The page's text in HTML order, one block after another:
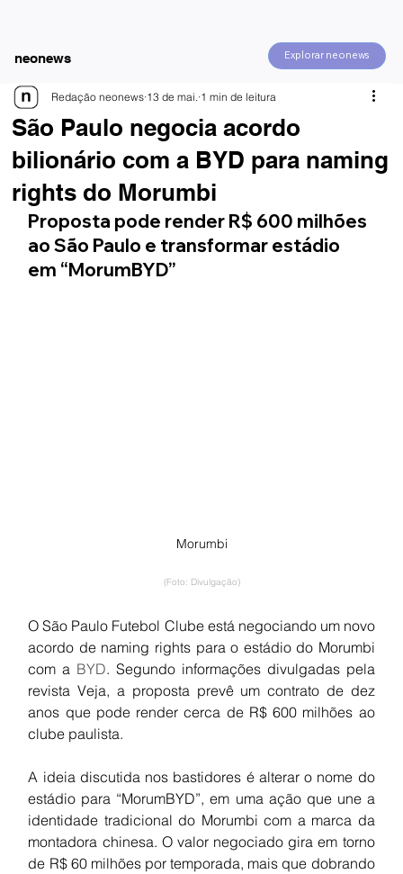
Explorar neonews
neonews
São Paulo negocia acordo
bilionário com a BYD para naming
rights do Morumbi
Redação neonews 13 de mai. 1 min de leitura
Proposta pode render R$ 600 milhões
ao São Paulo e transformar estádio
em “MorumBYD”
Morumbi
(Foto: Divulgação)
O São Paulo Futebol Clube está negociando um novo
acordo de naming rights para o estádio do Morumbi
com a BYD. Segundo informações divulgadas pela
revista Veja, a proposta prevê um contrato de dez
anos que pode render cerca de R$ 600 milhões ao
clube paulista.
A ideia discutida nos bastidores é alterar o nome do
estádio para “MorumBYD”, em uma ação que une a
identidade tradicional do Morumbi com a marca da
montadora chinesa. O valor negociado gira em torno
de R$ 60 milhões por temporada, mais que dobrando